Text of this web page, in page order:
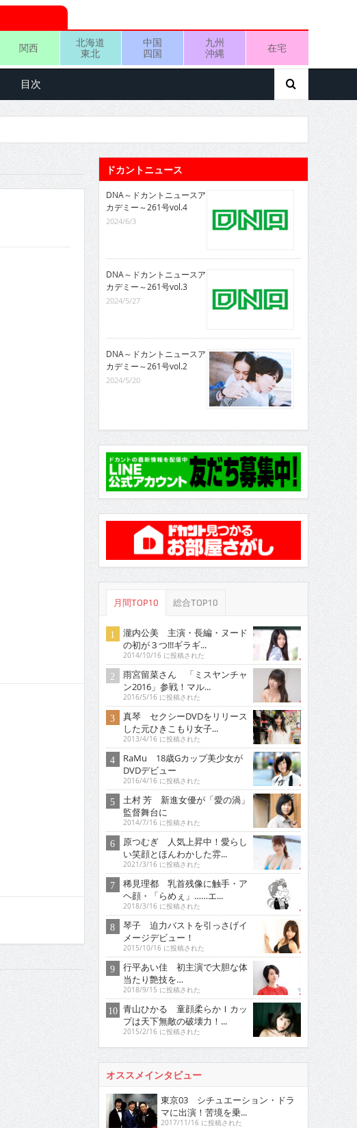
関西
北海道
東北
中国
四国
九州
沖縄
在宅
目次
ドカントニュース
DNA～ドカントニュースア
カデミー～261号vol.4
2024/6/3
DNA～ドカントニュースア
カデミー～261号vol.3
2024/5/27
DNA～ドカントニュースア
カデミー～261号vol.2
2024/5/20
月間TOP10 総合TOP10
瀧内公美 主演・長編・ヌード
の初が３つ!!!ギラギ...
2014/10/16 に投稿された
雨宮留菜さん 「ミスヤンチャ
ン2016」参戦！マル...
2016/5/16 に投稿された
真琴 セクシーDVDをリリース
した元ひきこもり女子...
2013/4/16 に投稿された
RaMu 18歳Gカップ美少女が
DVDデビュー
2016/4/16 に投稿された
土村 芳 新進女優が「愛の渦」
監督舞台に
2014/7/16 に投稿された
原つむぎ 人気上昇中！愛らし
い笑顔とほんわかした雰...
2021/3/16 に投稿された
稀見理都 乳首残像に触手・ア
ヘ顔・「らめぇ」……エ...
2018/3/16 に投稿された
琴子 迫力バストを引っさげイ
メージデビュー！
2015/10/16 に投稿された
行平あい佳 初主演で大胆な体
当たり艶技を…
2018/9/15 に投稿された
青山ひかる 童顔柔らかＩカッ
プは天下無敵の破壊力！...
2015/2/16 に投稿された
オススメインタビュー
東京03 シチュエーション・ドラ
マに出演！苦境を乗...
2017/11/16 に投稿された